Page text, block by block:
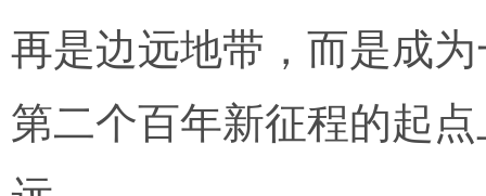
再是边远地带，而是成
第二个百年新征程的起